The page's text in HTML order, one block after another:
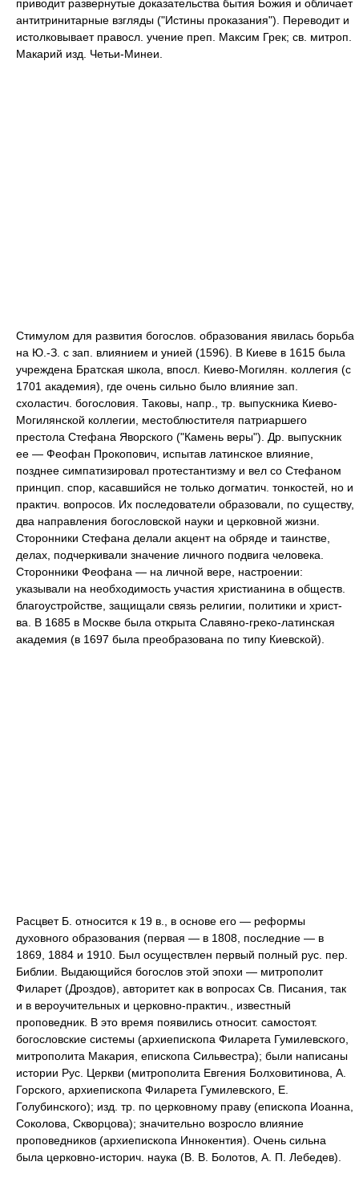
приводит развернутые доказательства бытия Божия и обличает
антитринитарные взгляды ("Истины проказания"). Переводит и
истолковывает правосл. учение преп. Максим Грек; св. митроп.
Макарий изд. Четьи-Минеи.
Стимулом для развития богослов. образования явилась борьба
на Ю.-З. с зап. влиянием и унией (1596). В Киеве в 1615 была
учреждена Братская школа, впосл. Киево-Могилян. коллегия (с
1701 академия), где очень сильно было влияние зап.
схоластич. богословия. Таковы, напр., тр. выпускника Киево-
Могилянской коллегии, местоблюстителя патриаршего
престола Стефана Яворского ("Камень веры"). Др. выпускник
ее — Феофан Прокопович, испытав латинское влияние,
позднее симпатизировал протестантизму и вел со Стефаном
принцип. спор, касавшийся не только догматич. тонкостей, но и
практич. вопросов. Их последователи образовали, по существу,
два направления богословской науки и церковной жизни.
Сторонники Стефана делали акцент на обряде и таинстве,
делах, подчеркивали значение личного подвига человека.
Сторонники Феофана — на личной вере, настроении:
указывали на необходимость участия христианина в обществ.
благоустройстве, защищали связь религии, политики и христ-
ва. В 1685 в Москве была открыта Славяно-греко-латинская
академия (в 1697 была преобразована по типу Киевской).
Расцвет Б. относится к 19 в., в основе его — реформы
духовного образования (первая — в 1808, последние — в
1869, 1884 и 1910. Был осуществлен первый полный рус. пер.
Библии. Выдающийся богослов этой эпохи — митрополит
Филарет (Дроздов), авторитет как в вопросах Св. Писания, так
и в вероучительных и церковно-практич., известный
проповедник. В это время появились относит. самостоят.
богословские системы (архиепископа Филарета Гумилевского,
митрополита Макария, епископа Сильвестра); были написаны
истории Рус. Церкви (митрополита Евгения Болховитинова, А.
Горского, архиепископа Филарета Гумилевского, Е.
Голубинского); изд. тр. по церковному праву (епископа Иоанна,
Соколова, Скворцова); значительно возросло влияние
проповедников (архиепископа Иннокентия). Очень сильна
была церковно-историч. наука (В. В. Болотов, А. П. Лебедев).